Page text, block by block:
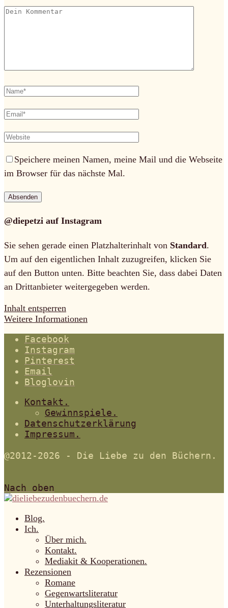
Speichere meinen Namen, meine Mail und die Webseite
im Browser für das nächste Mal.
@diepetzi auf Instagram
Sie sehen gerade einen Platzhalterinhalt von Standard.
Um auf den eigentlichen Inhalt zuzugreifen, klicken Sie
auf den Button unten. Bitte beachten Sie, dass dabei Daten
an Drittanbieter weitergegeben werden.
Inhalt entsperren
Weitere Informationen
Facebook
Instagram
Pinterest
Email
Bloglovin
Kontakt.
Gewinnspiele.
Datenschutzerklärung
Impressum.
@2012-2026 - Die Liebe zu den Büchern.
Nach oben
Blog.
Ich.
Über mich.
Kontakt.
Mediakit & Kooperationen.
Rezensionen
Romane
Gegenwartsliteratur
Unterhaltungsliteratur